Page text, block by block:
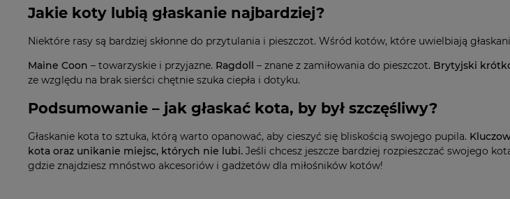
Jakie koty lubią głaskanie najbardziej?
Niektóre rasy są bardziej skłonne do przytulania i pieszczot. Wśród kotów, które uwielbiają
Maine Coon – towarzyskie i przyjazne. Ragdoll – znane z zamiłowania do pieszczot. Brytyjski
ze względu na brak sierści chętnie szuka ciepła i dotyku.
Podsumowanie – jak głaskać kota, by był szczęśliwy?
Głaskanie kota to sztuka, którą warto opanować, aby cieszyć się bliskością swojego pupila.
kota oraz unikanie miejsc, których nie lubi. Jeśli chcesz jeszcze bardziej rozpieszczać swojego
gdzie znajdziesz mnóstwo akcesoriów i gadżetów dla miłośników kotów!